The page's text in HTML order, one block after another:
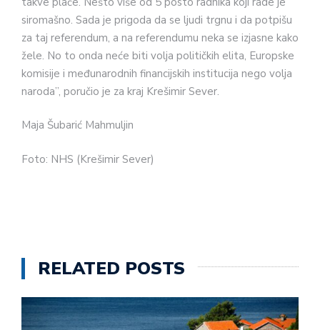
siromašno. Sada je prigoda da se ljudi trgnu i da potpišu
za taj referendum, a na referendumu neka se izjasne kako
žele. No to onda neće biti volja političkih elita, Europske
komisije i međunarodnih financijskih institucija nego volja
naroda”, poručio je za kraj Krešimir Sever.
Maja Šubarić Mahmuljin
Foto: NHS (Krešimir Sever)
RELATED POSTS